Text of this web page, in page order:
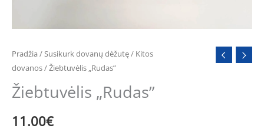
Pradžia / Susikurk dovanų dėžutę/ Kitos
dovanos/ Žiebtuvėlis „Rudas”
Žiebtuvėlis „Rudas”
11.00€